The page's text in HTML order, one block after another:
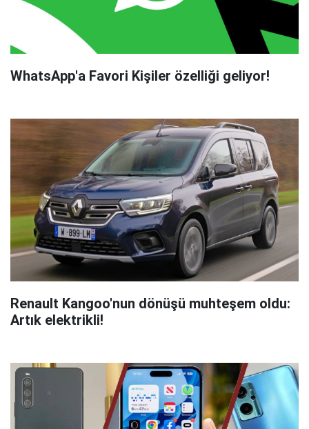
WhatsApp'a Favori Kişiler özelliği geliyor!
Renault Kangoo'nun dönüşü muhteşem oldu:
Artık elektrikli!